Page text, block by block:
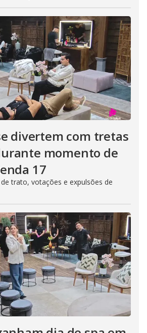
divertem com tretas
momento de
17
trato, votações e expulsões de